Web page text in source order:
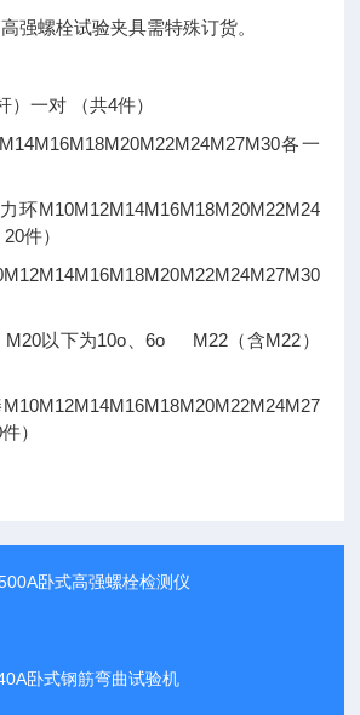
强螺栓试验夹具需特殊订货。
）一对 （共4件）
各一
环M10M12M14M16M18M20M22M24
20件）
M20以下为10o 、6o M22（含M22）
M10M12M14M16M18M20M22M24M27
件）
卧式高强螺栓检测仪
卧式钢筋弯曲试验机